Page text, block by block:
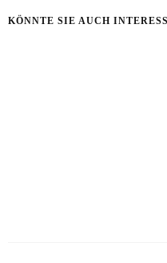
KÖNNTE SIE AUCH